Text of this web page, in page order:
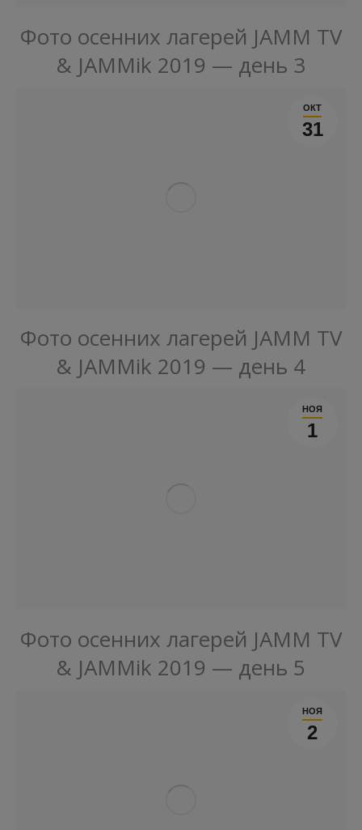
Фото осенних лагерей JAMM TV
& JAMMik 2019 — день 3
ОКТ
31
Фото осенних лагерей JAMM TV
& JAMMik 2019 — день 4
НОЯ
1
Фото осенних лагерей JAMM TV
& JAMMik 2019 — день 5
НОЯ
2